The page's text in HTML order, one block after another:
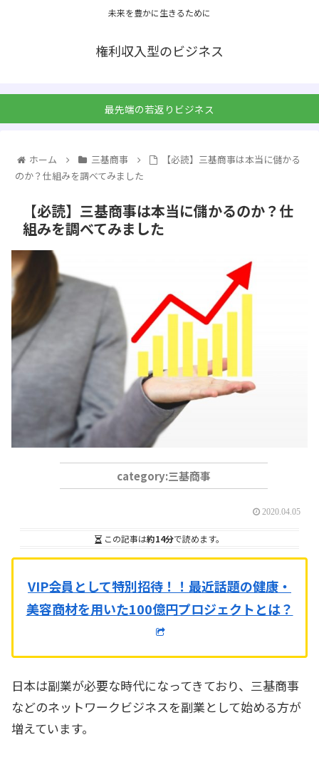
未来を豊かに生きるために
権利収入型のビジネス
最先端の若返りビジネス
ホーム 三基商事
【必読】三基商事は本当に儲かる
のか？仕組みを調べてみました
【必読】三基商事は本当に儲かるのか？仕
組みを調べてみました
三基商事
2020.04.05
この記事は約14分で読めます。
VIP会員として特別招待！！ 最近話題の健康・
美容商材を用いた100億円プロジェクトとは？
日本は副業が必要な時代になってきており、三基商事
などのネットワークビジネスを副業として始める方が
増えています。